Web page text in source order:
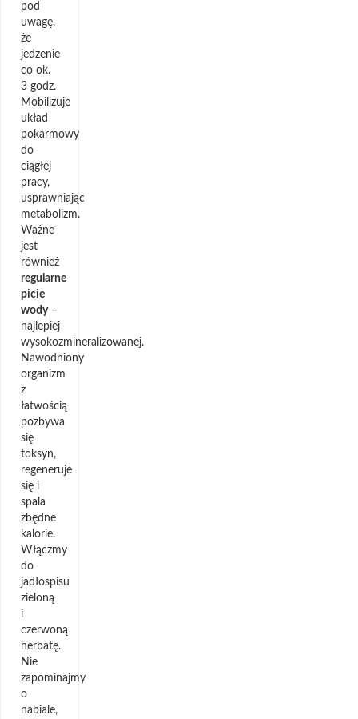
pod
uwagę,
że
jedzenie
co ok.
3 godz.
Mobilizuje
układ
pokarmowy
do
ciągłej
pracy,
usprawniając
metabolizm.
Ważne
jest
również
regularne
picie
wody–
najlepiej
wysokozmineralizowanej.
Nawodniony
organizm
z
łatwością
pozbywa
się
toksyn,
regeneruje
się i
spala
zbędne
kalorie.
Włączmy
do
jadłospisu
zieloną
i
czerwoną
herbatę.
Nie
zapominajmy
o
nabiale,